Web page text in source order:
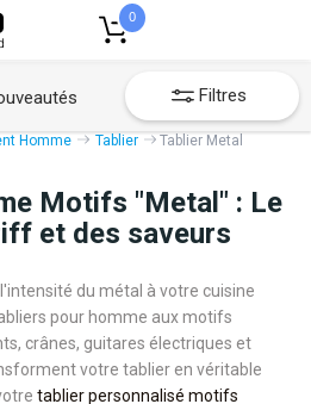
0
Filtres
Homme Tablier Tablier Metal
Motifs "Metal" : Le
et des saveurs
du métal à votre cuisine
pour homme aux motifs
crânes, guitares électriques et
votre tablier en véritable
tablier personnalisé motifs